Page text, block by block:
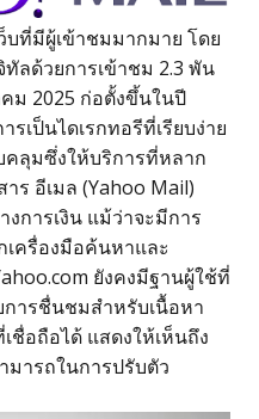
บที่มีผู้เข้าชมมากมาย โดย
ลด้วยการเข้าชม 2.3 พัน
ม 2025 ก่อตั้งขึ้นในปี
เป็นไดเรกทอรีที่เรียบง่าย
ลุมซึ่งให้บริการที่หลาก
ร อีเมล (Yahoo Mail)
การเงิน แม้ว่าจะมีการ
เครื่องมือค้นหาและ
ยังคงมีฐานผู้ใช้ที่
การชื่นชมสำหรับเนื้อหา
ชื่อถือได้ แสดงให้เห็นถึง
ารถในการปรับตัว